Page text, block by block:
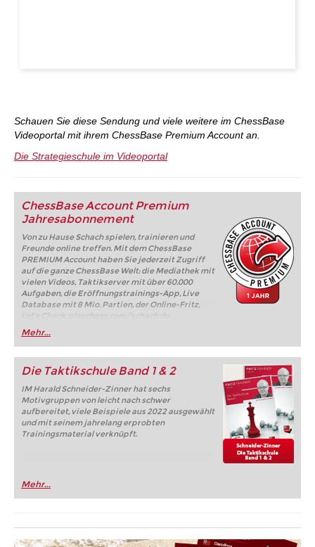
Schauen Sie diese Sendung und viele weitere im ChessBase
Videoportal mit ihrem ChessBase Premium Account an.
Die Strategieschule im Videoportal
ChessBase Account Premium
Jahresabonnement
Von zu Hause Schach spielen, trainieren und
Freunde online treffen. Mit dem ChessBase
PREMIUM Account haben Sie jederzeit Zugriff
auf die ganze ChessBase Welt: die Mediathek mit
vielen Videos, Taktikserver mit über 60.000
Aufgaben, die Eröffnungstrainings-App, Live
Database mit 8 Mio. Partien, der Online-Fritz,
Let's Check, playchess.com/schach.de, ...
Mehr...
Die Taktikschule Band 1 & 2
IM Harald Schneider-Zinner hat sechs
Motivgruppen von leicht nach schwer
aufbereitet, viele Beispiele aus 2022 ausgewählt
und mit seinem jahrelang erprobten
Trainingsmaterial verknüpft.
Mehr...